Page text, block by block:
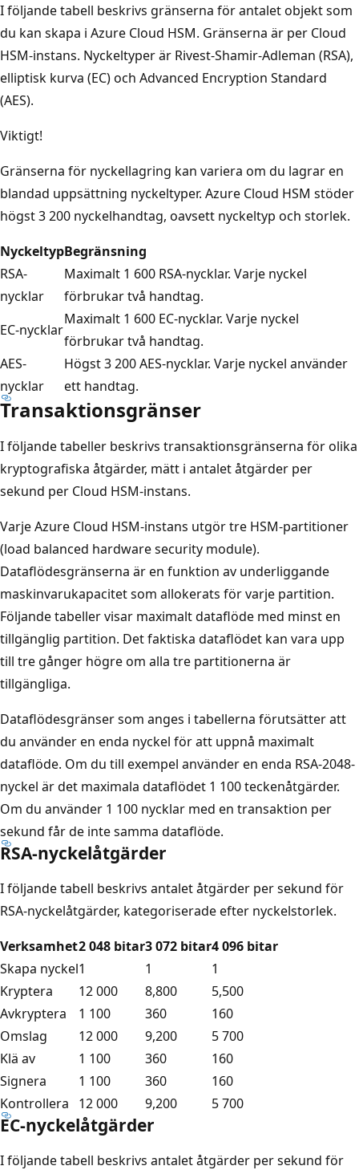
I följande tabell beskrivs gränserna för antalet objekt som
du kan skapa i Azure Cloud HSM. Gränserna är per Cloud
HSM-instans. Nyckeltyper är Rivest-Shamir-Adleman (RSA),
elliptisk kurva (EC) och Advanced Encryption Standard
(AES).
Viktigt!
Gränserna för nyckellagring kan variera om du lagrar en
blandad uppsättning nyckeltyper. Azure Cloud HSM stöder
högst 3 200 nyckelhandtag, oavsett nyckeltyp och storlek.
NyckeltypBegränsning
RSA-
nycklar
Maximalt 1 600 RSA-nycklar. Varje nyckel
förbrukar två handtag.
EC-nycklar
Maximalt 1 600 EC-nycklar. Varje nyckel
förbrukar två handtag.
AES-
nycklar
Högst 3 200 AES-nycklar. Varje nyckel använder
ett handtag.
Transaktionsgränser
I följande tabeller beskrivs transaktionsgränserna för olika
kryptografiska åtgärder, mätt i antalet åtgärder per
sekund per Cloud HSM-instans.
Varje Azure Cloud HSM-instans utgör tre HSM-partitioner
(load balanced hardware security module).
Dataflödesgränserna är en funktion av underliggande
maskinvarukapacitet som allokerats för varje partition.
Följande tabeller visar maximalt dataflöde med minst en
tillgänglig partition. Det faktiska dataflödet kan vara upp
till tre gånger högre om alla tre partitionerna är
tillgängliga.
Dataflödesgränser som anges i tabellerna förutsätter att
du använder en enda nyckel för att uppnå maximalt
dataflöde. Om du till exempel använder en enda RSA-2048-
nyckel är det maximala dataflödet 1 100 teckenåtgärder.
Om du använder 1 100 nycklar med en transaktion per
sekund får de inte samma dataflöde.
RSA-nyckelåtgärder
I följande tabell beskrivs antalet åtgärder per sekund för
RSA-nyckelåtgärder, kategoriserade efter nyckelstorlek.
Verksamhet2 048 bitar3 072 bitar4 096 bitar
Skapa nyckel1 1
1
Kryptera
12 000 8,800
5,500
Avkryptera
1 100 360
160
Omslag
12 000 9,200
5 700
Klä av
1 100 360
160
Signera
1 100 360
160
Kontrollera
12 000 9,200 5 700
EC-nyckelåtgärder
I följande tabell beskrivs antalet åtgärder per sekund för